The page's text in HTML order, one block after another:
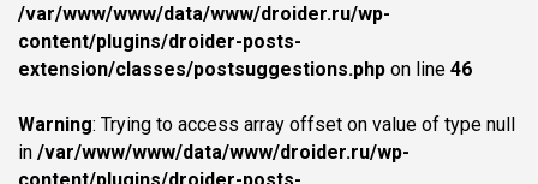
/var/www/www/data/www/droider.ru/wp-
content/plugins/droider-posts-
extension/classes/postsuggestions.php on line 46
Warning: Trying to access array offset on value of type null
in /var/www/www/data/www/droider.ru/wp-
content/plugins/droider-posts-